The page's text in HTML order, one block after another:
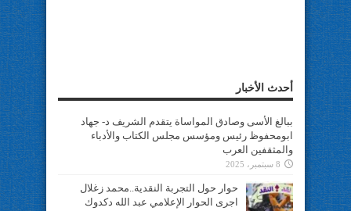
أحدث الأخبار
ببالغ الأسى وصادق المواساة يتقدم الشريف د- جهاد
ابومحفوظ رئيس ومؤسس مجلس الكتاب والأدباء
والمثقفين العرب
8 سبتمبر، 2025
حوار حول التجربة النقدية..محمد زغلال
اجرى الحوار الإعلامي عبد الله دكدوك